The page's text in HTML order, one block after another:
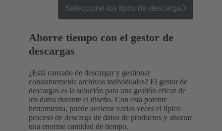
Seleccione los tipos de descarga
Ahorre tiempo con el gestor de
descargas
¿Está cansado de descargar y gestionar
constantemente archivos individuales? El gestor de
descargas es la solución para una gestión eficaz de
los datos durante el diseño. Con esta potente
herramienta, puede acelerar varias veces el típico
proceso de descarga de datos de productos y ahorrar
una enorme cantidad de tiempo.